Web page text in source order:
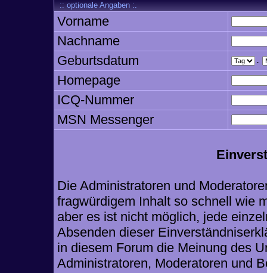
:: optionale Angaben :.
Vorname
Nachname
Geburtsdatum
.
Homepage
ICQ-Nummer
MSN Messenger
Die Administratoren und
fragwürdigem Inhalt so schnell wie
aber es ist nicht möglich, jede
Absenden dieser
in diesem Forum die Meinung des
Administratoren, Moderatoren und